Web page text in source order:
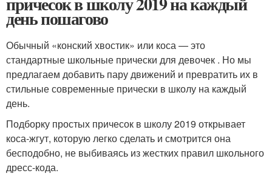
день пошагово
Обычный «конский хвостик» или коса — это
стандартные школьные прически для девочек . Но мы
предлагаем добавить пару движений и превратить их в
стильные современные прически в школу на каждый
день.
Подборку простых причесок в школу 2019 открывает
коса-жгут, которую легко сделать и смотрится она
бесподобно, не выбиваясь из жестких правил школьного
дресс-кода.